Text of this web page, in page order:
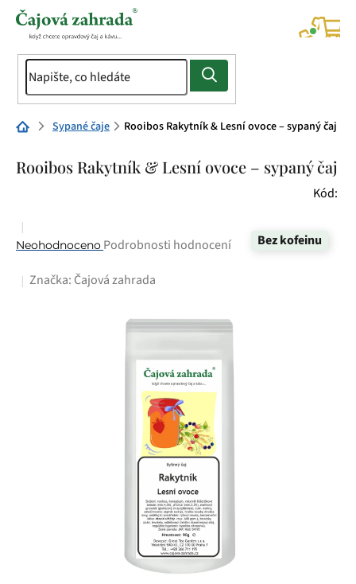
Přejít
Domů Sypané čaje Rooibos Rakytník & Lesní ovoce – sypaný čaj
Rooibos Rakytník & Lesní ovoce – sypaný čaj
Kód:
Bez kofeinu
Průměrné
produktu
Neohodnoceno Podrobnosti hodnocení
Značka: Čajová zahrada